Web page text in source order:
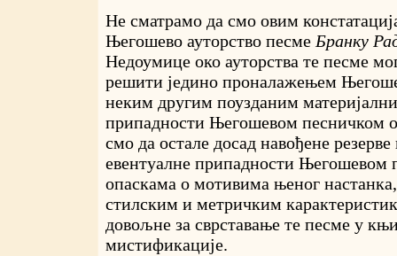
Не сматрамо да смо овим
Његошево ауторство песмеБранку
Недоумице око ауторства те песме
решити једино проналажењем
неким другим поузданим
припадности Његошевом песничком
смо да остале досад навођене
евентуалне припадности Његошевом
опаскама о мотивима њеног
стилским и метричким
довољне за сврставање те песме у
мистификације.